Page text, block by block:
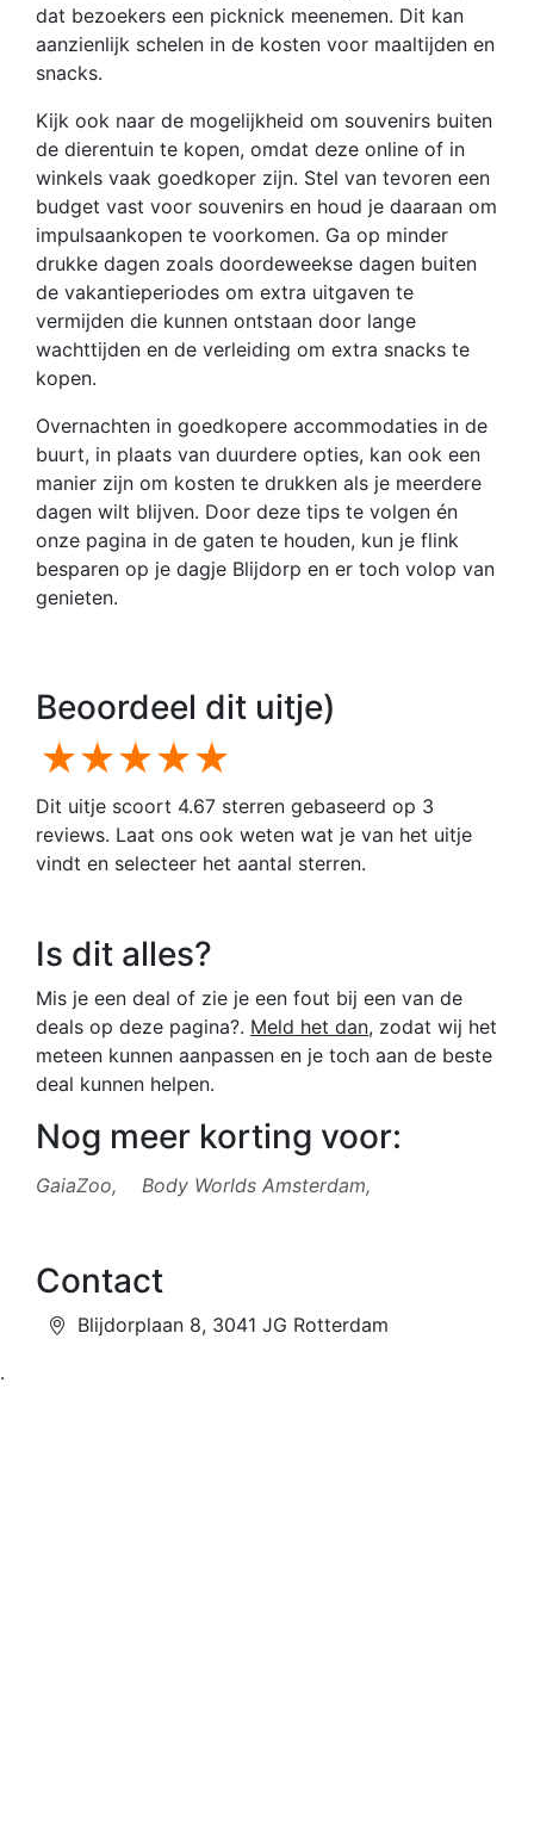
dat bezoekers een picknick meenemen. Dit kan
aanzienlijk schelen in de kosten voor maaltijden en
snacks.
Kijk ook naar de mogelijkheid om souvenirs buiten
de dierentuin te kopen, omdat deze online of in
winkels vaak goedkoper zijn. Stel van tevoren een
budget vast voor souvenirs en houd je daaraan om
impulsaankopen te voorkomen. Ga op minder
drukke dagen zoals doordeweekse dagen buiten
de vakantieperiodes om extra uitgaven te
vermijden die kunnen ontstaan door lange
wachttijden en de verleiding om extra snacks te
kopen.
Overnachten in goedkopere accommodaties in de
buurt, in plaats van duurdere opties, kan ook een
manier zijn om kosten te drukken als je meerdere
dagen wilt blijven. Door deze tips te volgen én
onze pagina in de gaten te houden, kun je flink
besparen op je dagje Blijdorp en er toch volop van
genieten.
Beoordeel dit uitje)
4 stars
3 stars
2 stars
1 star
Dit uitje scoort 4.67 sterren gebaseerd op 3
reviews. Laat ons ook weten wat je van het uitje
vindt en selecteer het aantal sterren.
Is dit alles?
Mis je een deal of zie je een fout bij een van de
deals op deze pagina?. Meld het dan, zodat wij het
meteen kunnen aanpassen en je toch aan de beste
deal kunnen helpen.
Nog meer korting voor:
GaiaZoo, Body Worlds Amsterdam,
Contact
Blijdorplaan 8, 3041 JG Rotterdam
.